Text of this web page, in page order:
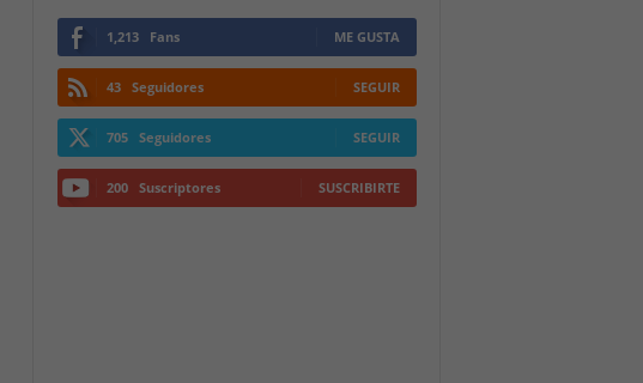
1,213 Fans ME GUSTA
43 Seguidores SEGUIR
705 Seguidores SEGUIR
200 Suscriptores SUSCRIBIRTE